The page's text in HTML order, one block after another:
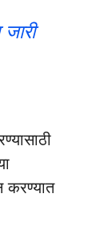
करण्यात